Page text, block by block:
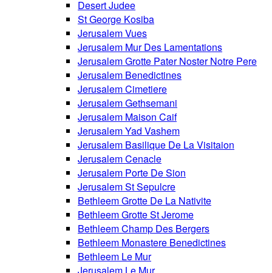
Desert Judee
St George Kosiba
Jerusalem Vues
Jerusalem Mur Des Lamentations
Jerusalem Grotte Pater Noster Notre Pere
Jerusalem Benedictines
Jerusalem Cimetiere
Jerusalem Gethsemani
Jerusalem Maison Caif
Jerusalem Yad Vashem
Jerusalem Basilique De La Visitaion
Jerusalem Cenacle
Jerusalem Porte De Sion
Jerusalem St Sepulcre
Bethleem Grotte De La Nativite
Bethleem Grotte St Jerome
Bethleem Champ Des Bergers
Bethleem Monastere Benedictines
Bethleem Le Mur